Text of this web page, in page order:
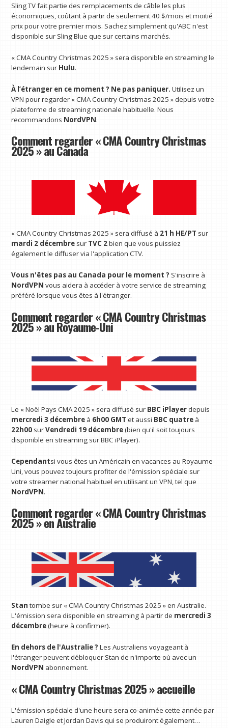
Sling TV fait partie des remplacements de câble les plus
économiques, coûtant à partir de seulement 40 $/mois et moitié
prix pour votre premier mois. Sachez simplement qu'ABC n'est
disponible sur Sling Blue que sur certains marchés.
« CMA Country Christmas 2025 » sera disponible en streaming le
lendemain sur Hulu.
À l’étranger en ce moment ? Ne pas paniquer.Utilisez un
VPN pour regarder « CMA Country Christmas 2025 » depuis votre
plateforme de streaming nationale habituelle. Nous
recommandons NordVPN.
Comment regarder « CMA Country Christmas
2025 » au Canada
« CMA Country Christmas 2025 » sera diffusé à 21 h HE/PT sur
mardi 2 décembre sur TVC 2bien que vous puissiez
également le diffuser via l'application CTV.
Vous n'êtes pas au Canada pour le moment ? S'inscrire à
NordVPN vous aidera à accéder à votre service de streaming
préféré lorsque vous êtes à l'étranger.
Comment regarder « CMA Country Christmas
2025 » au Royaume-Uni
Le « Noël Pays CMA 2025 » sera diffusé sur BBC iPlayerdepuis
mercredi 3 décembre à 6h00 GMTet aussi BBC quatre à
22h00 surVendredi 19 décembre(bien qu'il soit toujours
disponible en streaming sur BBC iPlayer).
Cependantsi vous êtes un Américain en vacances au Royaume-
Uni, vous pouvez toujours profiter de l'émission spéciale sur
votre streamer national habituel en utilisant un VPN, tel que
NordVPN.
Comment regarder « CMA Country Christmas
2025 » en Australie
Stan tombe sur « CMA Country Christmas 2025 » en Australie.
L'émission sera disponible en streaming à partir de mercredi 3
décembre(heure à confirmer).
En dehors de l'Australie ? Les Australiens voyageant à
l'étranger peuvent débloquer Stan de n'importe où avec un
NordVPN abonnement.
« CMA Country Christmas 2025 » accueille
L'émission spéciale d'une heure sera co-animée cette année par
Lauren Daigle et Jordan Davis qui se produiront également…